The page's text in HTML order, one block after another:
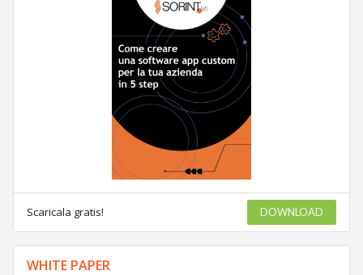
Scaricala gratis! DOWNLOAD
WHITE PAPER